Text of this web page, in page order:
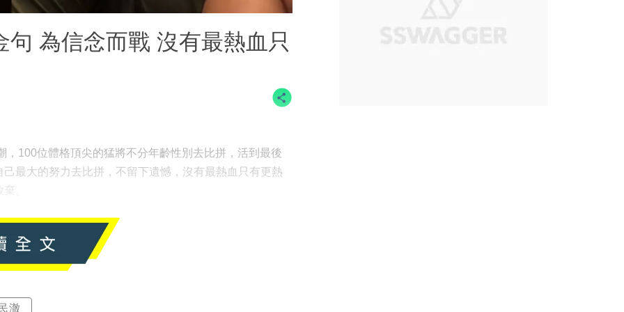
為信念而戰 沒有最熱血只
100位體格頂尖的猛將不分年齡性別去比拼，活到最後
最大的努力去比拼，不留下遺憾，沒有最熱血只有更熱
。
澈